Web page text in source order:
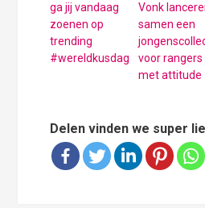
ga jij vandaag
zoenen op
trending
#wereldkusdag
Vonk
samen een
voor rangers
met attitude
Delen vinden we super